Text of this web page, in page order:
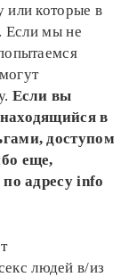
или которые в
Если мы не
Если вы
в
доступом
еще,
адресу info
людей в/из